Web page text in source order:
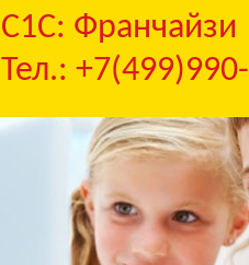
C1С: Франчайзи
Тел.: